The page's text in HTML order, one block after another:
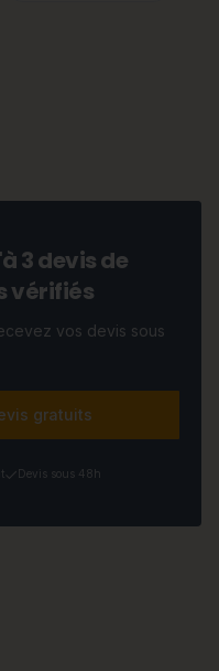
3 devis de
vérifiés
vos devis sous
gratuits
Devis sous 48h